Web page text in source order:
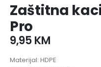
Zaštitna
Pro
9,95KM
Materijal: HDPE